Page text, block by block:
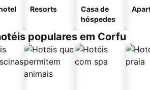
Resorts
Casa de
hóspedes
populares em Corfu